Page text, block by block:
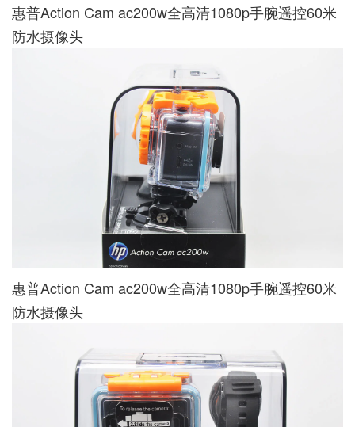
惠普Action Cam ac200w全高清1080p手腕遥控60米
防水摄像头
惠普Action Cam ac200w全高清1080p手腕遥控60米
防水摄像头